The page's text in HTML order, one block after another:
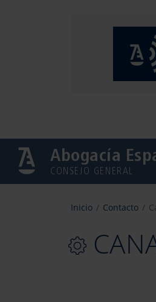
Abogacía
CONSEJO GENERAL
Inicio Contacto